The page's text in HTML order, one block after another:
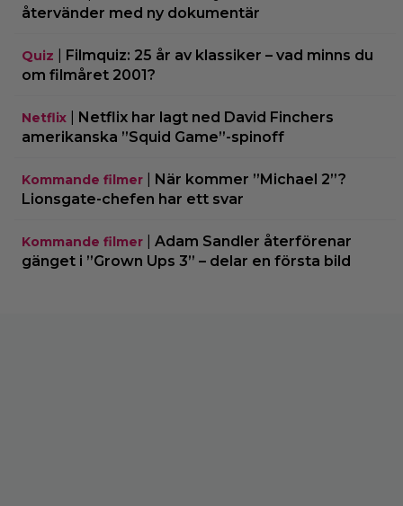
återvänder med ny dokumentär
Quiz
Filmquiz: 25 år av klassiker – vad minns du
om filmåret 2001?
Netflix
Netflix har lagt ned David Finchers
amerikanska ”Squid Game”-spinoff
Kommande filmer
När kommer ”Michael 2”?
Lionsgate-chefen har ett svar
Kommande filmer
Adam Sandler återförenar
gänget i ”Grown Ups 3” – delar en första bild